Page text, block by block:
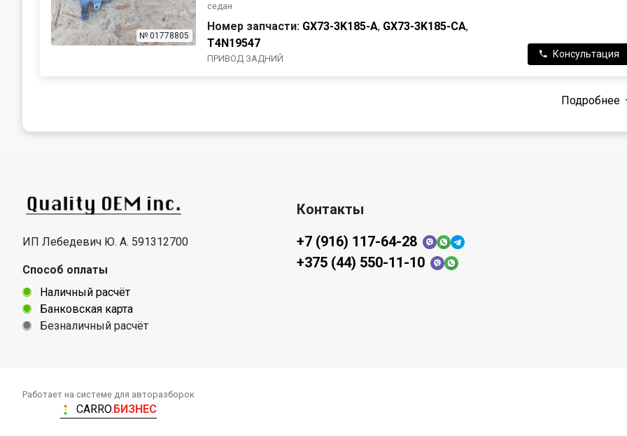
№ 01778805
седан
Номер запчасти: GX73-3K185-A, GX73-3K185-CA,
T4N19547
ПРИВОД ЗАДНИЙ Консультация
Подробнее
ИП Лебедевич Ю. А. 591312700
Способ оплаты
Наличный расчёт
Банковская карта
Безналичный расчёт
Контакты
+7 (916) 117-64-28
+375 (44) 550-11-10
Работает на системе для авторазборок
CARRO.БИЗНЕС